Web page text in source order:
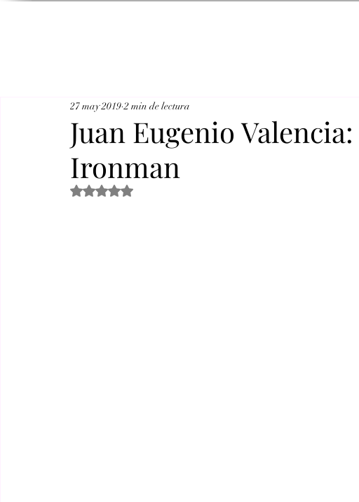
Juan Eugenio
Ironman
27 may 2019 2 min de lectura
Obtuvo NaN de 5 estrellas.